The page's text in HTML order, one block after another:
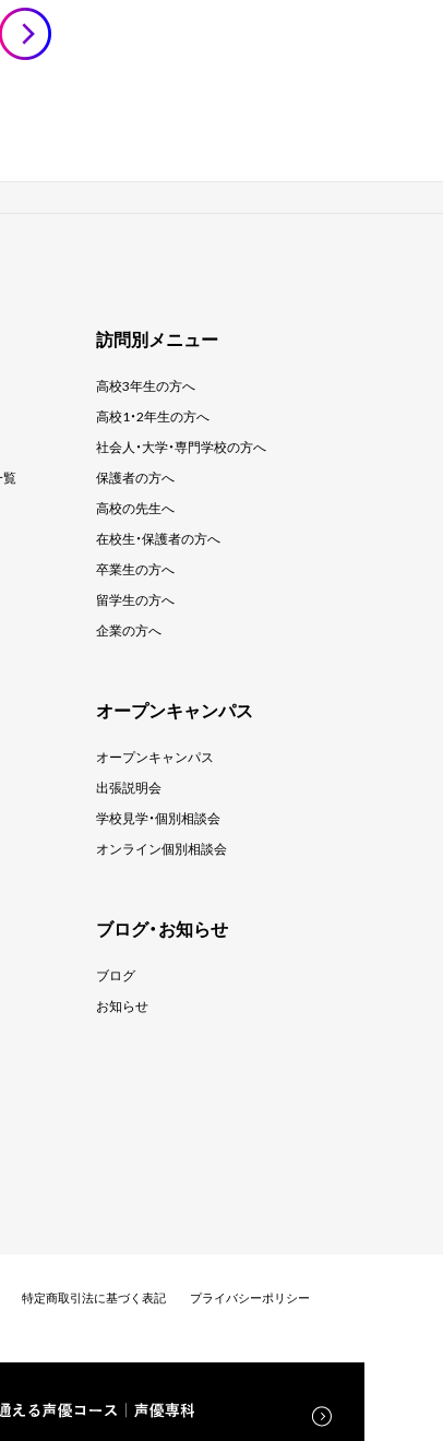
訪問別メニュー
高校3年生の方へ
高校1・2年生の方へ
社会人・大学・専門学校の方へ
保護者の方へ
高校の先生へ
在校生・保護者の方へ
卒業生の方へ
留学生の方へ
企業の方へ
オープンキャンパス
オープンキャンパス
出張説明会
学校見学・個別相談会
オンライン個別相談会
ブログ・お知らせ
ブログ
お知らせ
特定商取引法に基づく表記 プライバシーポリシー